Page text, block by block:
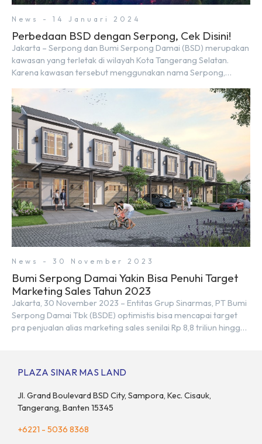
News - 14 Januari 2024
Perbedaan BSD dengan Serpong, Cek Disini!
Jakarta – Serpong dan Bumi Serpong Damai (BSD) merupakan
kawasan yang terletak di wilayah Kota Tangerang Selatan.
Karena kawasan tersebut menggunakan nama Serpong,
merupakan tempat yang sama. Padahal anggapan tersebut
kurang tepat. Sebab Serpong dan BSD merupakan dua
kawasan yang berbeda. Berikut penjelasannya. Baca Juga: […]
News - 30 November 2023
Bumi Serpong Damai Yakin Bisa Penuhi Target
Marketing Sales Tahun 2023
Jakarta, 30 November 2023 – Entitas Grup Sinarmas, PT Bumi
Serpong Damai Tbk (BSDE) optimistis bisa mencapai target
pra penjualan alias marketing sales senilai Rp 8,8 triliun hingga
target. “Kami yakin target […]
PLAZA SINAR MAS LAND
Jl. Grand Boulevard BSD City, Sampora, Kec. Cisauk,
Tangerang, Banten 15345
+6221 - 5036 8368